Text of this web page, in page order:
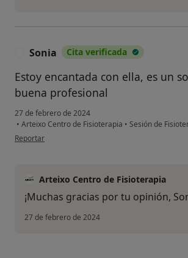
Sonia Cita verificada
Estoy encantada con ella, es un
buena profesional
27 de febrero de 2024
• Arteixo Centro de Fisioterapia • Sesión de
en opinión del usuario Sonia
Reportar
Arteixo Centro de Fisioterapia
¡Muchas gracias por tu opinión,
27 de febrero de 2024